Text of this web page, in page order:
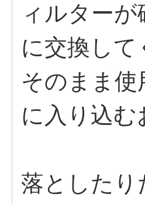
ィルター
に交換して
そのまま
に入り込
落とした